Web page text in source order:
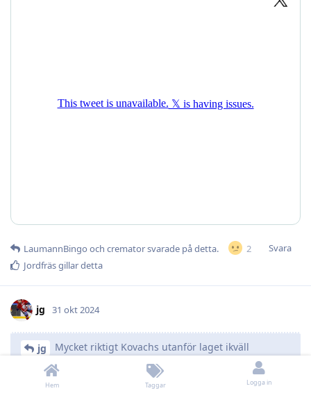
2 Svara
LaumannBingo och crematorsvarade på detta.
Jordfräsgillar detta
jg 31 okt 2024
jg Mycket riktigt Kovachs utanför laget ikväll
Behöver alls intevara negativt…
Hem Taggar Logga in